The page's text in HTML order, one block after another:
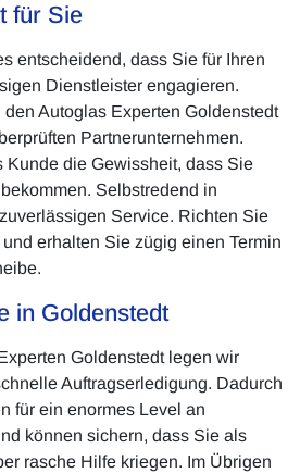
für Sie
entscheidend, dass Sie für Ihren
Dienstleister engagieren.
Autoglas Experten Goldenstedt
Partnerunternehmen.
Kunde die Gewissheit, dass Sie
Selbstredend in
Service. Richten Sie
erhalten Sie zügig einen Termin
in Goldenstedt
Goldenstedt legen wir
Auftragserledigung. Dadurch
für ein enormes Level an
können sichern, dass Sie als
rasche Hilfe kriegen. Im Übrigen